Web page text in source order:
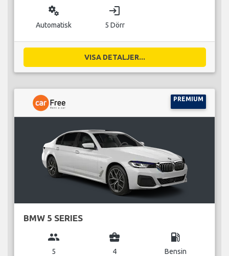
miscellaneous_services
Automatisk
login
5 Dörr
VISA DETALJER...
PREMIUM
BMW 5 SERIES
group
5
business_center
4
local_gas_station
Bensin